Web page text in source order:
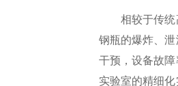
相较于传统高
钢瓶的爆炸、
干预，设备故
实验室的精细